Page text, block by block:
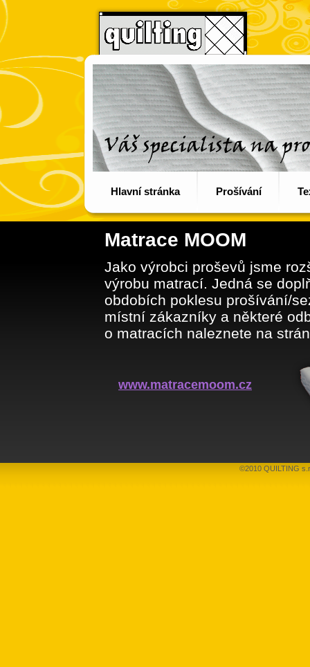
Hlavní stránka Prošívání
Matrace MOOM
Jako výrobci proševů jsme
výrobu matrací. Jedná se
obdobích poklesu prošívání/
místní zákazníky a některé
o matracích naleznete na
www.matracemoom.cz
©2010 QUILTING